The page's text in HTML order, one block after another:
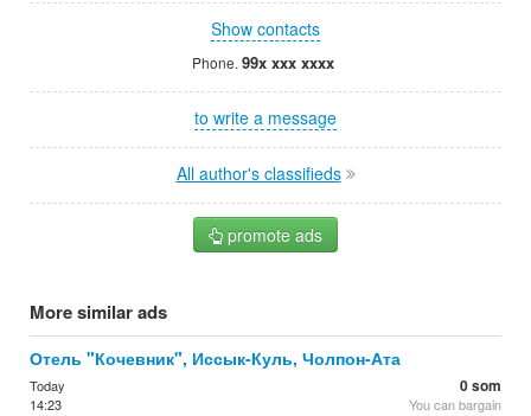
Show contacts
Phone. 99x xxx xxxx
to write a message
All author's classifieds
promote ads
More similar ads
Отель "Кочевник", Иссык-Куль, Чолпон-Ата
Today
14:23
0 som
You can bargain